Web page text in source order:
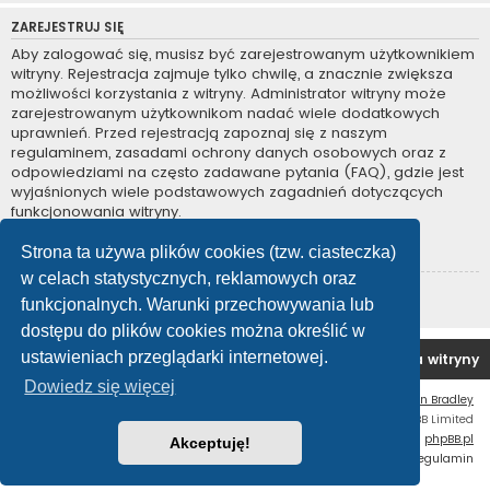
Strona ta używa plików cookies (tzw. ciasteczka)
w celach statystycznych, reklamowych oraz
funkcjonalnych. Warunki przechowywania lub
dostępu do plików cookies można określić w
ustawieniach przeglądarki internetowej.
Dowiedz się więcej
Akceptuję!
ZAREJESTRUJ SIĘ
Aby zalogować się, musisz być zarejestrowanym użytkownikiem
witryny. Rejestracja zajmuje tylko chwilę, a znacznie zwiększa
możliwości korzystania z witryny. Administrator witryny może
zarejestrowanym użytkownikom nadać wiele dodatkowych
uprawnień. Przed rejestracją zapoznaj się z naszym
regulaminem, zasadami ochrony danych osobowych oraz z
odpowiedziami na często zadawane pytania (FAQ), gdzie jest
wyjaśnionych wiele podstawowych zagadnień dotyczących
funkcjonowania witryny.
Regulamin |Zasady ochrony danych osobowych
Zarejestruj się
Forum OC PL Strona główna Usuń ciasteczka witryny
Ian Bradley
Technologię dostarczaphpBB® Forum Software © phpBB Limited
Polski pakiet językowy dostarcza phpBB.pl
Zasady ochrony danych osobowych
Regulamin